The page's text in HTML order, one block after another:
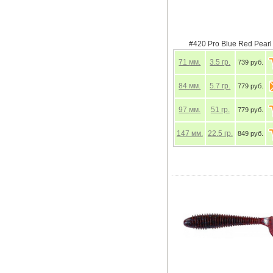
#420 Pro Blue Red Pearl
71 мм. 3.5 гр. 739 руб.
84 мм. 5.7 гр. 779 руб.
97 мм. 51 гр. 779 руб.
147 мм. 22.5 гр. 849 руб.